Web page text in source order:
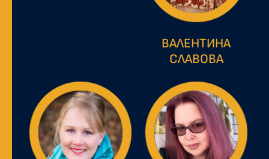
ВАЛЕНТИНА
СЛАВОВА